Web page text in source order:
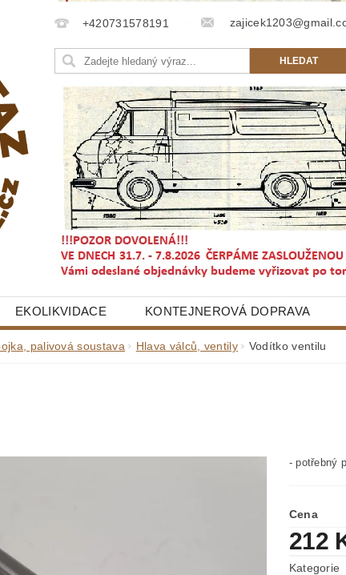
+420731578191
EKOLIKVIDACE KONTEJNEROVÁ DOPRAVA
palivová soustava Hlava válců, ventily Vodítko ventilu
- potřebný
Cena
212
Kategorie